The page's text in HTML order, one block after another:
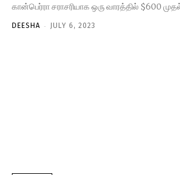
கான்பெர்ரா சராசரியாக ஒரு வாரத்தில் $600
DEESHA - JULY 6, 2023